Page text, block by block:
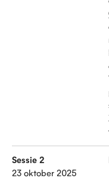
Sessie 2
23 oktober 2025